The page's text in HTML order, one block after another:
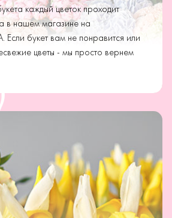
каждый цветок проходит
в нашем магазине на
букет вам не понравится или
цветы - мы просто вернем